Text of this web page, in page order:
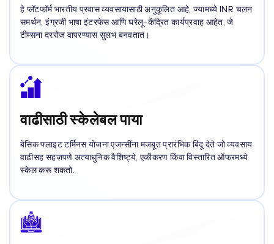
हे प्लॅटफॉर्म भारतीय प्रवास व्यवसायासाठी अनुकूलित आहे, ज्यामध्ये INR चलन
समर्थन, इंग्रजी भाषा इंटरफेस आणि घरेलू-केंद्रित कार्यप्रवाह आहेत, जे
टीम्सना दररोज वापरण्यास सुलभ बनवतात।
वाढीसाठी स्केलेबल पाया
बेसिक फ्लाइट टर्मिनस योजना एजन्सींना मजबूत प्रारंभिक बिंदू देते जो व्यवसाय
वाढीसह सहजपणे अत्याधुनिक वैशिष्ट्ये, एकीकरण किंवा विस्तारित ऑफरमध्ये
स्केल करू शकतो.